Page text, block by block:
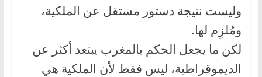
وليست نتيجة دستور مستقل عن الملكية،
ومُلزِم لها.
لكن ما يجعل الحكم بالمغرب يبتعد أكثر عن
الديموقراطية، ليس فقط لأن الملكية هي